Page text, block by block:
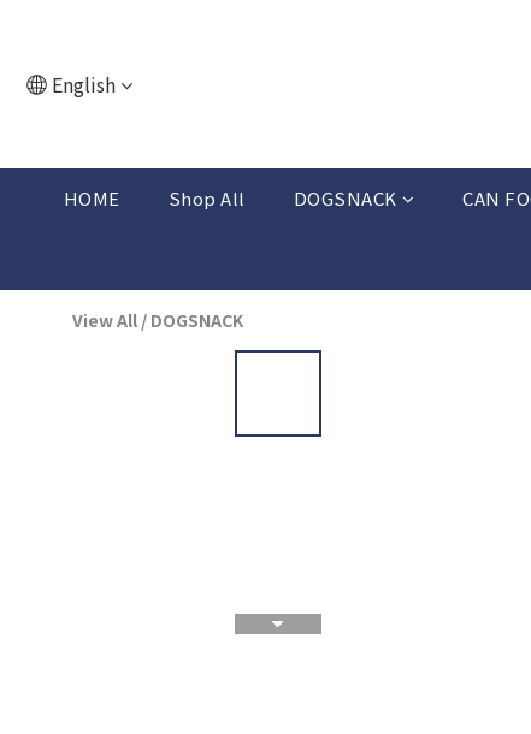
English
HOME Shop All DOGSNACK CAN
View All / DOGSNACK